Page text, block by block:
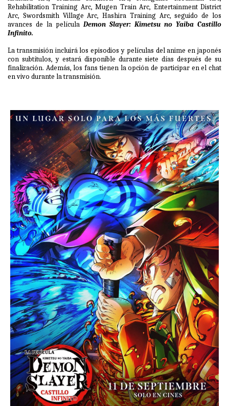
Rehabilitation Training Arc, Mugen Train Arc, Entertainment District
Arc, Swordsmith Village Arc, Hashira Training Arc, seguido de los
avances de la película Demon Slayer: Kimetsu no Yaiba Castillo
Infinito.
La transmisión incluirá los episodios y películas del anime en japonés
con subtítulos, y estará disponible durante siete días después de su
finalización. Además, los fans tienen la opción de participar en el chat
en vivo durante la transmisión.